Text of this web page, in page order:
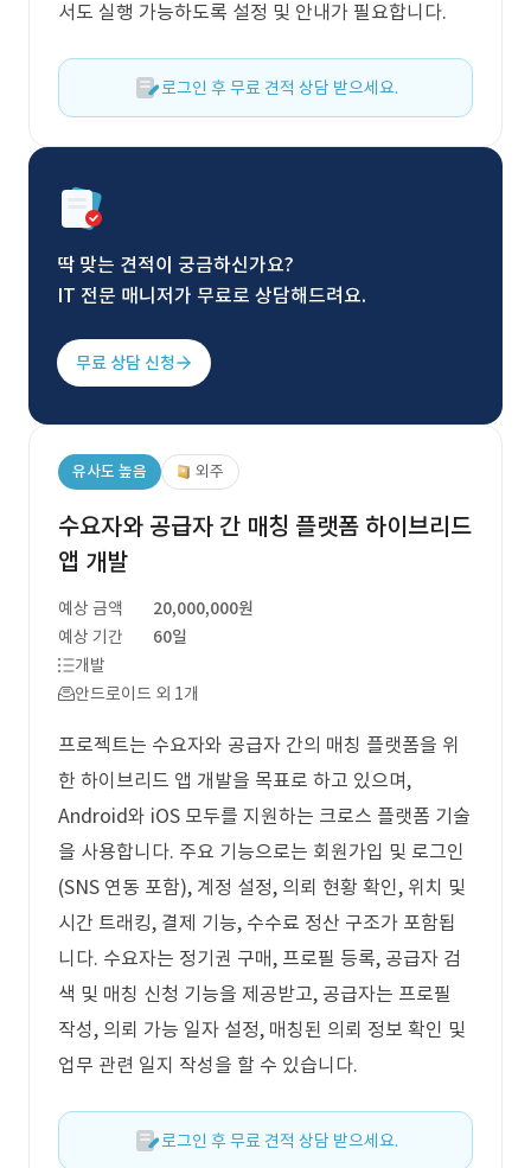
서도 실행 가능하도록 설정 및 안내가 필요합니다.
로그인 후 무료 견적 상담 받으세요.
딱 맞는 견적이 궁금하신가요?
IT 전문 매니저가 무료로 상담해드려요.
무료 상담 신청
유사도 높음 외주
수요자와 공급자 간 매칭 플랫폼 하이브리드
앱 개발
예상 금액
20,000,000원
예상 기간
60일
개발
안드로이드 외 1개
프로젝트는 수요자와 공급자 간의 매칭 플랫폼을 위
한 하이브리드 앱 개발을 목표로 하고 있으며,
Android와 iOS 모두를 지원하는 크로스 플랫폼 기술
을 사용합니다. 주요 기능으로는 회원가입 및 로그인
(SNS 연동 포함), 계정 설정, 의뢰 현황 확인, 위치 및
시간 트래킹, 결제 기능, 수수료 정산 구조가 포함됩
니다. 수요자는 정기권 구매, 프로필 등록, 공급자 검
색 및 매칭 신청 기능을 제공받고, 공급자는 프로필
작성, 의뢰 가능 일자 설정, 매칭된 의뢰 정보 확인 및
업무 관련 일지 작성을 할 수 있습니다.
로그인 후 무료 견적 상담 받으세요.